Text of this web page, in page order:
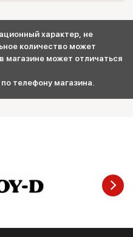
характер, не
количество может
магазине может отличаться
телефону магазина.